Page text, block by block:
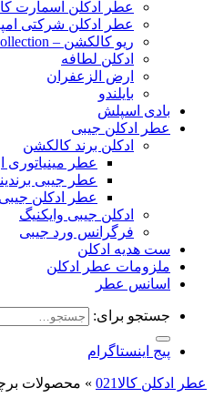
عطر ادکلن اسمارت
عطر ادکلن شرکتی
ریو کالکشن – Rio Collection
ادکلن لطافه
ارض الزعفران
بایلندو
بادی اسپلش
عطر ادکلن جیبی
ادکلن برند کالکشن
عطر مینیاتوری
عطر جیبی
عطر ادکلن
ادکلن جیبی وایکنیگ
فرگرانس ورد جیبی
ست هدیه ادکلن
ملزومات عطر ادکلن
اسانس عطر
جستجو برای:
پیج اینستاگرام
عطر ادکلن کالا021 » محصولات